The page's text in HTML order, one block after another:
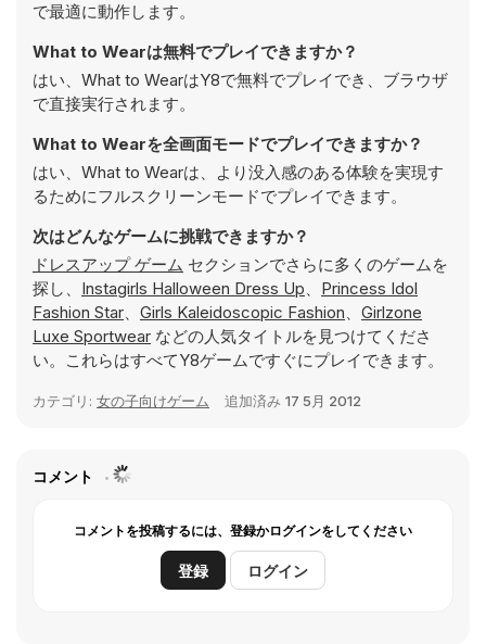
で最適に動作します。
What to Wearは無料でプレイできますか？
はい、What to WearはY8で無料でプレイでき、ブラウザ
で直接実行されます。
What to Wearを全画面モードでプレイできますか？
はい、What to Wearは、より没入感のある体験を実現す
るためにフルスクリーンモードでプレイできます。
次はどんなゲームに挑戦できますか？
ドレスアップ ゲーム セクションでさらに多くのゲームを
探し、 Instagirls Halloween Dress Up、 Princess Idol
Fashion Star、 Girls Kaleidoscopic Fashion、 Girlzone
Luxe Sportwear などの人気タイトルを見つけてくださ
い。これらはすべてY8ゲームですぐにプレイできます。
カテゴリ: 女の子向けゲーム 追加済み 17 5月 2012
コメント
コメントを投稿するには、登録かログインをしてください
登録 ログイン